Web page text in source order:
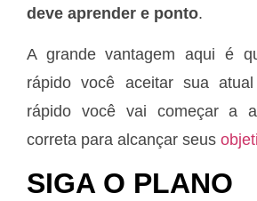
deve aprender e ponto.
A grande vantagem aqui é
rápido você aceitar sua
rápido você vai começar a
correta para alcançar seus
SIGA O PLANO